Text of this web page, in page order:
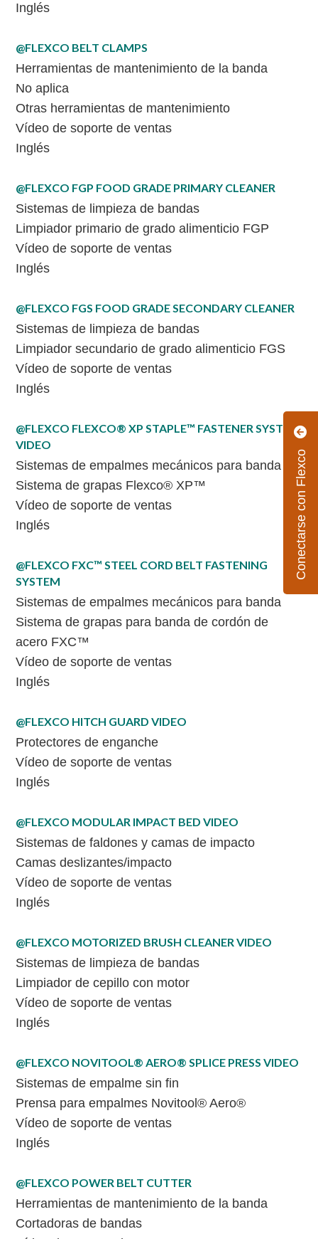
Conectarse con Flexco
Inglés
@FLEXCO BELT CLAMPS
Herramientas de mantenimiento de la banda
No aplica
Otras herramientas de mantenimiento
Vídeo de soporte de ventas
Inglés
@FLEXCO FGP FOOD GRADE PRIMARY CLEANER
Sistemas de limpieza de bandas
Limpiador primario de grado alimenticio FGP
Vídeo de soporte de ventas
Inglés
@FLEXCO FGS FOOD GRADE SECONDARY CLEANER
Sistemas de limpieza de bandas
Limpiador secundario de grado alimenticio FGS
Vídeo de soporte de ventas
Inglés
@FLEXCO FLEXCO® XP STAPLE™ FASTENER SYSTEM
VIDEO
Sistemas de empalmes mecánicos para banda
Sistema de grapas Flexco® XP™
Vídeo de soporte de ventas
Inglés
@FLEXCO FXC™ STEEL CORD BELT FASTENING
SYSTEM
Sistemas de empalmes mecánicos para banda
Sistema de grapas para banda de cordón de
acero FXC™
Vídeo de soporte de ventas
Inglés
@FLEXCO HITCH GUARD VIDEO
Protectores de enganche
Vídeo de soporte de ventas
Inglés
@FLEXCO MODULAR IMPACT BED VIDEO
Sistemas de faldones y camas de impacto
Camas deslizantes/impacto
Vídeo de soporte de ventas
Inglés
@FLEXCO MOTORIZED BRUSH CLEANER VIDEO
Sistemas de limpieza de bandas
Limpiador de cepillo con motor
Vídeo de soporte de ventas
Inglés
@FLEXCO NOVITOOL® AERO® SPLICE PRESS VIDEO
Sistemas de empalme sin fin
Prensa para empalmes Novitool® Aero®
Vídeo de soporte de ventas
Inglés
@FLEXCO POWER BELT CUTTER
Herramientas de mantenimiento de la banda
Cortadoras de bandas